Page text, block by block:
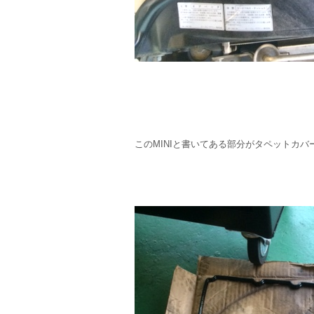
このMINIと書いてある部分がタペットカバ